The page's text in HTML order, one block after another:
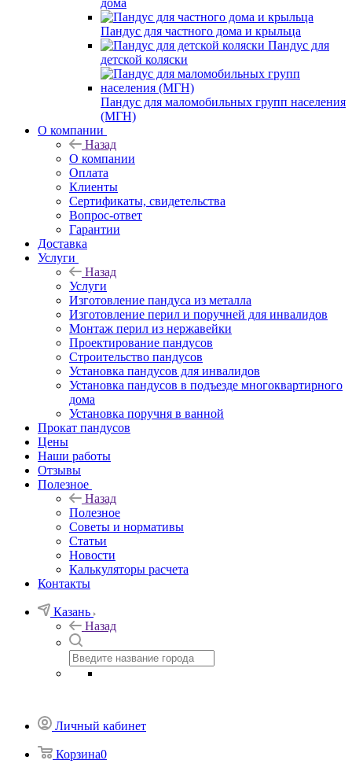
дома
Пандус для частного дома и крыльца
Пандус для
детской коляски
Пандус для маломобильных групп населения
(МГН)
О компании
Назад
О компании
Оплата
Клиенты
Сертификаты, свидетельства
Вопрос-ответ
Гарантии
Доставка
Услуги
Назад
Услуги
Изготовление пандуса из металла
Изготовление перил и поручней для инвалидов
Монтаж перил из нержавейки
Проектирование пандусов
Строительство пандусов
Установка пандусов для инвалидов
Установка пандусов в подъезде многоквартирного
дома
Установка поручня в ванной
Прокат пандусов
Цены
Наши работы
Отзывы
Полезное
Назад
Полезное
Советы и нормативы
Статьи
Новости
Калькуляторы расчета
Контакты
Казань
Назад
Личный кабинет
Корзина0